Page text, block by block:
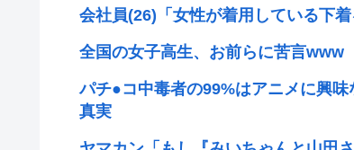
会社員(26)「女性が着用している下
全国の女子高生、お前らに苦言www
パチ●コ中毒者の99%はアニメに興
真実